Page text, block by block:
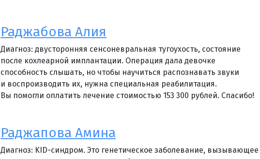
Раджабова Алия
Диагноз: двусторонняя сенсоневральная тугоухость, состояние
после кохлеарной имплантации. Операция дала девочке
способность слышать, но чтобы научиться распознавать звуки
и воспроизводить их, нужна специальная реабилитация.
Вы помогли оплатить лечение стоимостью 153 300 рублей. Спасибо!
Раджапова Амина
Диагноз: KID-синдром. Это генетическое заболевание, вызывающее